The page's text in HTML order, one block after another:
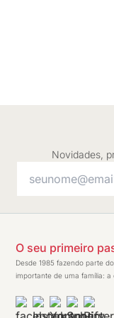
Novidades,
O seu primeiro
Desde 1985 fazendo parte
importante de uma família: a